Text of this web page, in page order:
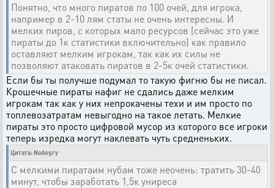
Понятно, что много пиратов по 100 очей, для игрока,
например в 2-10 лям статы не очень интересны. И
мелких пиров, с которых мало ресурсов (сейчас это уже
пираты до 1к статистики включительно) как правило
оставляют мелким игрокам, так как их силы не
позволяют атаковать пиратов в 2-5к очей статистики.
Если бы ты получше подумал то такую фигню бы не писал.
Крошечные пираты нафиг не сдались даже мелким
игрокам так как у них непрокачены техи и им просто по
топлевозатратам невыгодно на такое летать. Мелкие
пираты это просто цифровой мусор из которого все игроки
теперь изредка могут наклевать чуть средненьких.
Цитата: NoAngry
С мелкими пиратаим нубам тоже неочень: тратить 30-40
минут, чтобы заработать 1,5к униреса